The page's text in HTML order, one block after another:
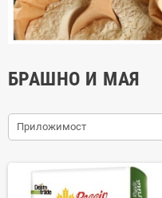
БРАШНО И МАЯ
Приложимост